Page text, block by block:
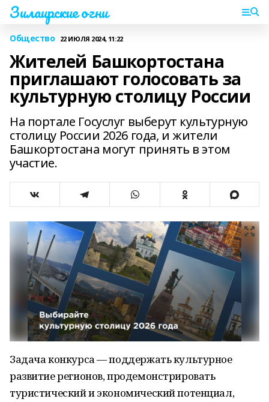
Зилаирские огни
Общество 22 ИЮЛЯ 2024, 11:22
Жителей Башкортостана
приглашают голосовать за
культурную столицу России
На портале Госуслуг выберут культурную
столицу России 2026 года, и жители
Башкортостана могут принять в этом
участие.
Задача конкурса — поддержать культурное
развитие регионов, продемонстрировать
туристический и экономический потенциал,